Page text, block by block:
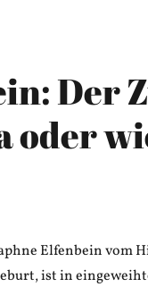
Der
oder
Elfenbein vom
ist in